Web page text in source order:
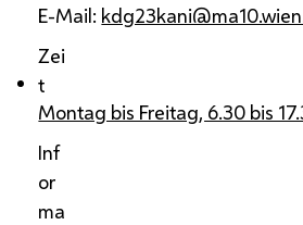
E-Mail:
Zei
t
Montag bis Freitag, 6.30 bis
Inf
or
ma